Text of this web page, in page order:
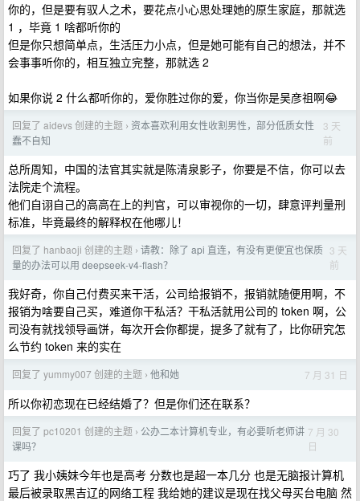
你的，但是要有驭人之术，要花点小心思处理她的原生家庭，那就选
1 ，毕竟 1 啥都听你的
但是你只想简单点，生活压力小点，但是她可能有自己的想法，并不
会事事听你的，相互独立完整，那就选 2
如果你说 2 什么都听你的，爱你胜过你的爱，你当你是吴彦祖啊😂
回复了 aidevs 创建的主题 › 资本喜欢利用女性收割男性，部分低质女性
蠢不自知
3 天
前
总所周知，中国的法官其实就是陈清泉影子，你要是不信，你可以去
法院走个流程。
他们自诩自己的高高在上的判官，可以审视你的一切，肆意评判量刑
标准，毕竟最终的解释权在他哪儿！
回复了 hanbaoji 创建的主题 › 请教：除了 api 直连，有没有更便宜也保质
量的办法可以用 deepseek-v4-flash？
3 天
前
我好奇，你自己付费买来干活，公司给报销不，报销就随便用啊，不
报销为啥要自己买，难道你干私活？干私活就用公司的 token 啊，公
司没有就找领导画饼，每次开会你都提，提多了就有了，比你研究怎
么节约 token 来的实在
回复了 yummy007 创建的主题 › 他和她 7 月 31 日
所以你初恋现在已经结婚了？但是你们还在联系？
回复了 pc10201 创建的主题 › 公办二本计算机专业，有必要听老师讲
课吗？
7 月 30
日
巧了 我小姨妹今年也是高考 分数也是超一本几分 也是无脑报计算机
最后被录取黑吉辽的网络工程 我给她的建议是现在找父母买台电脑 然